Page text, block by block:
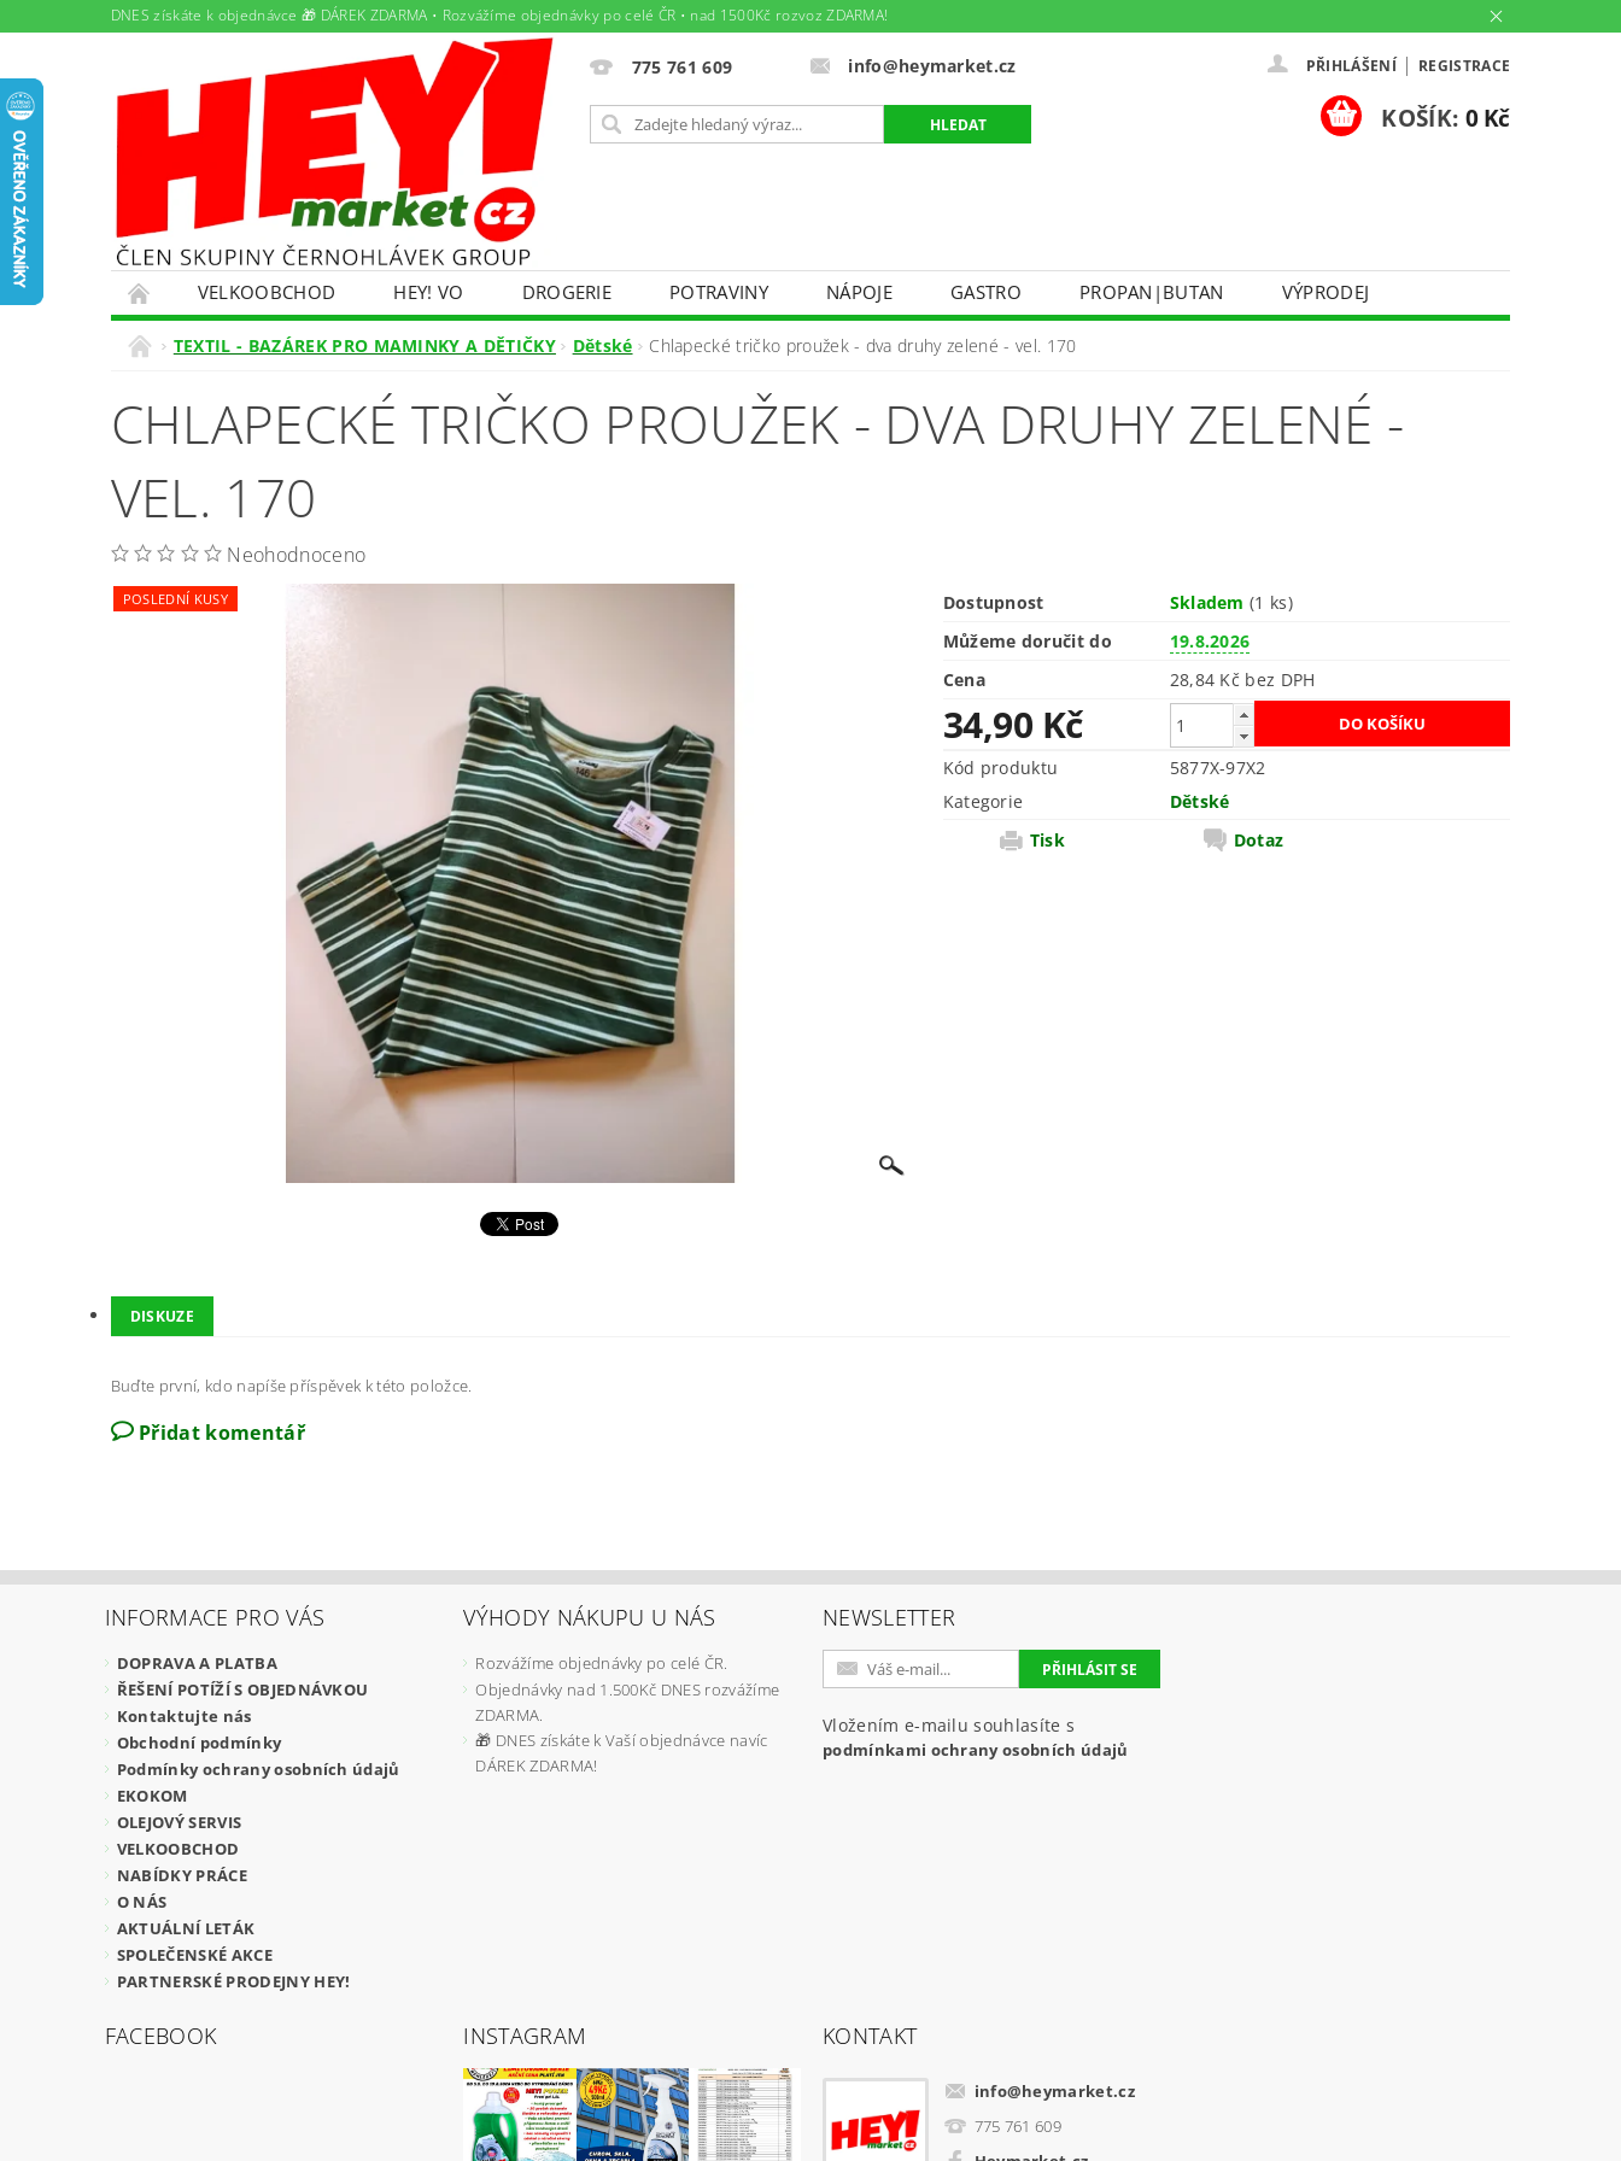
DNES získáte k objednávce 🎁 DÁREK ZDARMA • Rozvážíme objednávky po celé ČR • nad 1500Kč rozvoz ZDARMA!
775 761 609 info@heymarket.cz PŘIHLÁŠENÍ | REGISTRACE
KOŠÍK: 0 Kč
VELKOOBCHOD HEY! VO DROGERIE POTRAVINY NÁPOJE GASTRO PROPAN|BUTAN
VÝPRODEJ
PAMLSKY PRO DOMÁCÍ MAZLÍČKY
PRONÁJEM TEXTIL - BAZÁREK PRO MAMINKY A DĚTIČKY
EKOKOM
OLEJOVÝ SERVIS NABÍDKY PRÁCE AKTUÁLNÍ LETÁK SPOLEČENSKÉ AKCE PARTNERSKÉ PRODEJNY HEY!
TEXTIL - BAZÁREK PRO MAMINKY A DĚTIČKY Dětské Chlapecké tričko proužek - dva druhy zelené - vel. 170
CHLAPECKÉ TRIČKO PROUŽEK - DVA DRUHY ZELENÉ -
VEL. 170
Neohodnoceno
POSLEDNÍ KUSY Dostupnost Skladem(1 ks)
Můžeme doručit do
19.8.2026
Cena
28,84 Kč bez DPH
34,90 Kč
Kód produktu
5877X-97X2
Kategorie
Dětské
Tisk
Dotaz
DISKUZE
Buďte první, kdo napíše příspěvek k této položce.
Přidat komentář
INFORMACE PRO VÁS
DOPRAVA A PLATBA
ŘEŠENÍ POTÍŽÍ S OBJEDNÁVKOU
Kontaktujte nás
Obchodní podmínky
Podmínky ochrany osobních údajů
EKOKOM
OLEJOVÝ SERVIS
VELKOOBCHOD
NABÍDKY PRÁCE
O NÁS
AKTUÁLNÍ LETÁK
SPOLEČENSKÉ AKCE
PARTNERSKÉ PRODEJNY HEY!
VÝHODY NÁKUPU U NÁS
Rozvážíme objednávky po celé ČR.
Objednávky nad 1.500Kč DNES rozvážíme
ZDARMA.
🎁 DNES získáte k Vaší objednávce navíc
DÁREK ZDARMA!
NEWSLETTER
Vložením e-mailu souhlasíte s
podmínkami ochrany osobních údajů
FACEBOOK INSTAGRAM KONTAKT
info@heymarket.cz
775 761 609